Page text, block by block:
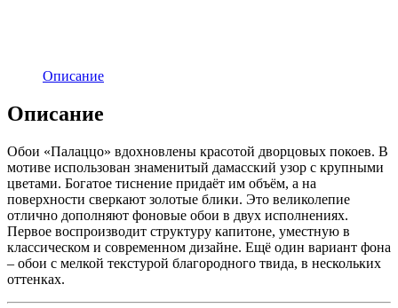
Описание
Описание
Обои «Палаццо» вдохновлены красотой дворцовых покоев. В
мотиве использован знаменитый дамасский узор с крупными
цветами. Богатое тиснение придаёт им объём, а на
поверхности сверкают золотые блики. Это великолепие
отлично дополняют фоновые обои в двух исполнениях.
Первое воспроизводит структуру капитоне, уместную в
классическом и современном дизайне. Ещё один вариант фона
– обои с мелкой текстурой благородного твида, в нескольких
оттенках.